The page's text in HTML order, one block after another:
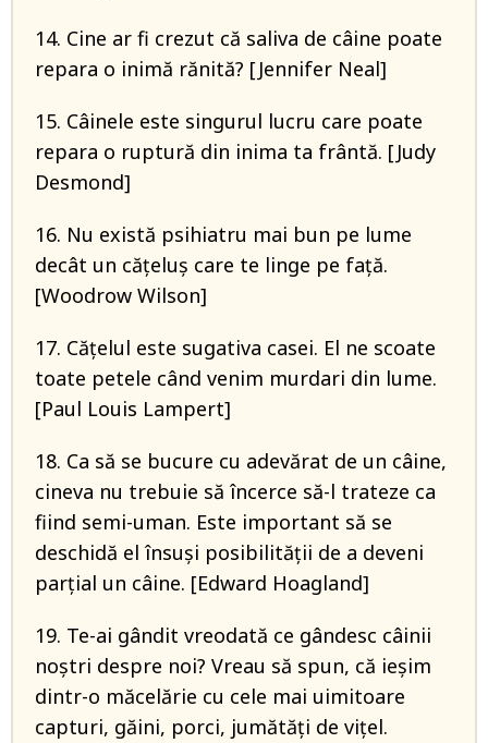
14. Cine ar fi crezut că saliva de câine poate
repara o inimă rănită? [Jennifer Neal]
15. Câinele este singurul lucru care poate
repara o ruptură din inima ta frântă. [Judy
Desmond]
16. Nu există psihiatru mai bun pe lume
decât un căţeluş care te linge pe faţă.
[Woodrow Wilson]
17. Căţelul este sugativa casei. El ne scoate
toate petele când venim murdari din lume.
[Paul Louis Lampert]
18. Ca să se bucure cu adevărat de un câine,
cineva nu trebuie să încerce să-l trateze ca
fiind semi-uman. Este important să se
deschidă el însuși posibilității de a deveni
parțial un câine. [Edward Hoagland]
19. Te-ai gândit vreodată ce gândesc câinii
noștri despre noi? Vreau să spun, că ieșim
dintr-o măcelărie cu cele mai uimitoare
capturi, găini, porci, jumătăți de vițel.